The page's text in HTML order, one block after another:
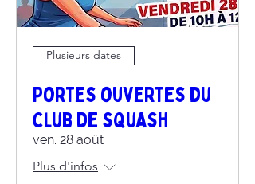
Plusieurs dates
Portes ouvertes du
club de squash
ven. 28 août
Plus d'infos